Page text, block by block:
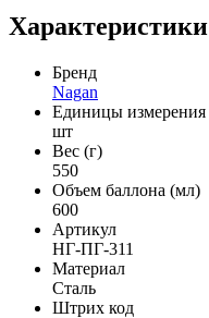
Характеристики
Бренд
Nagan
Единицы измерения
шт
Вес (г)
550
Объем баллона (мл)
600
Артикул
НГ-ПГ-311
Материал
Сталь
Штрих код